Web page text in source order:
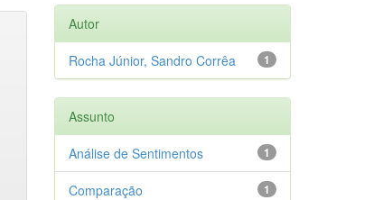
Autor
1
Rocha Júnior, Sandro Corrêa
Assunto
1
Análise de Sentimentos
1
Comparação